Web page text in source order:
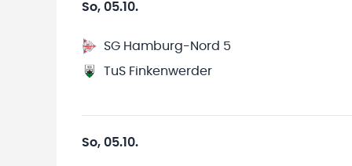
So, 05.10.
SG Hamburg-Nord 5
TuS Finkenwerder
So, 05.10.